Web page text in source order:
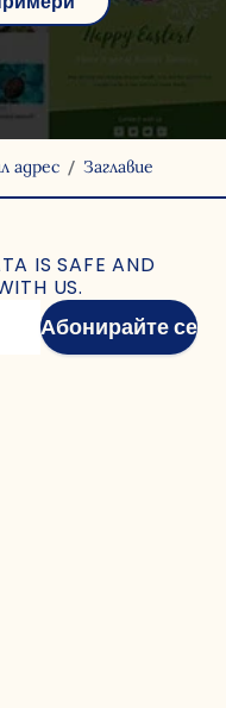
адрес / Заглавие
IS SAFE AND
US.
Абонирайте се